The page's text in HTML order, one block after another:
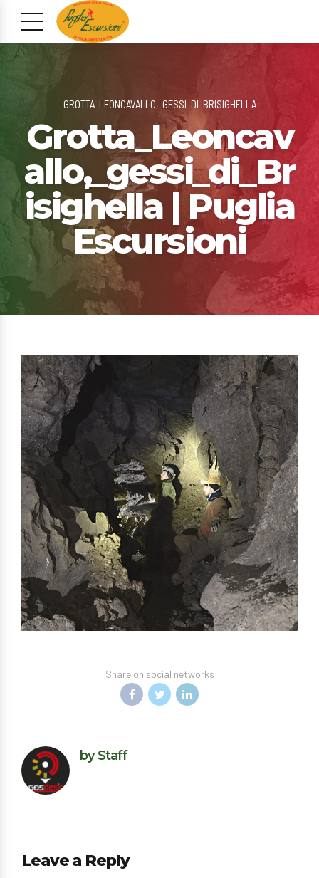
GROTTA_LEONCAVALLO,_GESSI_DI_BRISIGHELLA
Grotta_Leoncav
allo,_gessi_di_Br
isighella | Puglia
Escursioni
Share on social networks
by Staff
Leave a Reply